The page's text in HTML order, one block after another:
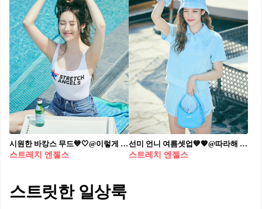
시원한 바캉스 무드💙🤍@이렇게 스트레치엔젤스 x 선미 핫썸머 스윔웨어룩🩱🔥핫해 #광고
스트레치 엔젤스
선미 언니 여름셋업💙💖@따라해 스트레치엔젤스 x 선미🎾🏌🏻‍♀️운동룩부터 여행룩까지 #광고
스트레치 엔젤스
스트릿한 일상룩